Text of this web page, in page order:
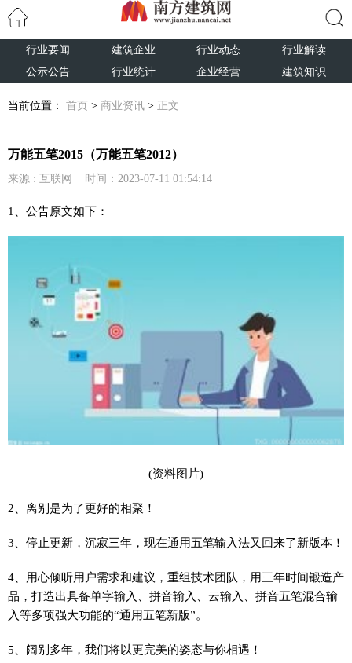
行业要闻 建筑企业 行业动态
行业解读
公示公告
行业统计 企业经营 建筑知识
当前位置： 首页 > 商业资讯 > 正文
万能五笔2015（万能五笔2012）
来源 : 互联网 时间：2023-07-11 01:54:14
1、公告原文如下：
(资料图片)
2、离别是为了更好的相聚！
3、停止更新，沉寂三年，现在通用五笔输入法又回来了新版本！
4、用心倾听用户需求和建议，重组技术团队，用三年时间锻造产
品，打造出具备单字输入、拼音输入、云输入、拼音五笔混合输
入等多项强大功能的“通用五笔新版”。
5、阔别多年，我们将以更完美的姿态与你相遇！